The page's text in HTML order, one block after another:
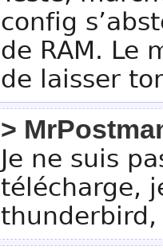
config
de RAM. Le
de laisser
>
Je ne suis
télécharge,